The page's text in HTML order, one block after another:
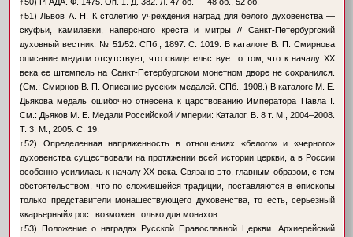
↑51) Львов А. Н. К столетию учреждения наград для белого духовенства —
скуфьи, камилавки, наперсного креста и митры // Санкт-Петербургский
духовный вестник. № 51/52. СПб., 1897. С. 1019. В каталоге В. П. Смирнова
описание медали отсутствует, что свидетельствует о том, что к началу XX
века ее штемпель на Санкт-Петербургском монетном дворе не сохранился.
(См.: Смирнов В. П. Описание русских медалей. СПб., 1908.) В каталоге М. Е.
Дьякова медаль ошибочно отнесена к царствованию Императора Павла I.
См.: Дьяков М. Е. Медали Российской Империи: Каталог. В. 8 т. М., 2004–2008.
Т. 3. М., 2005. С. 19.
↑52) Определенная напряженность в отношениях «белого» и «черного»
духовенства существовали на протяжении всей истории церкви, а в России
особенно усилилась к началу XX века. Связано это, главным образом, с тем
обстоятельством, что по сложившейся традиции, поставляются в епископы
только представители монашествующего духовенства, то есть, серьезный
«карьерный» рост возможен только для монахов.
↑53) Положение о наградах Русской Православной Церкви. Архиерейский